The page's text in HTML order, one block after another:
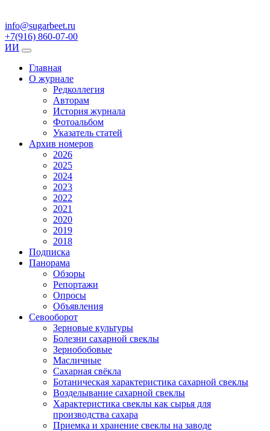
info@sugarbeet.ru
+7(916) 860-07-00
ИИ
Главная
О журнале
Редколлегия
Авторам
История журнала
Фотоальбом
Указатель статей
Архив номеров
2026
2025
2024
2023
2022
2021
2020
2019
2018
Подписка
Панорама
Обзоры
Репортажи
Опросы
Объявления
Севооборот
Зерновые культуры
Болезни сахарной свеклы
Зернобобовые
Масличные
Сахарная свёкла
Ботаническая характеристика сахарной свеклы
Возделывание сахарной свеклы
Характеристика свеклы как сырья для
производства сахара
Приемка и хранение свеклы на заводе